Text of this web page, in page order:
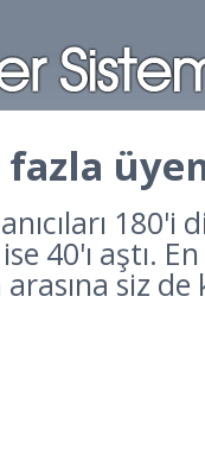
180'i
40'ı aştı.
siz de